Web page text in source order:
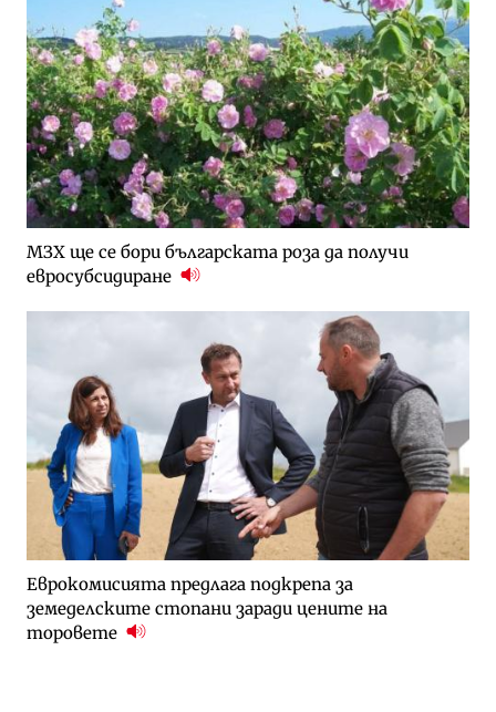
МЗХ ще се бори българската роза да получи
евросубсидиране
Еврокомисията предлага подкрепа за
земеделските стопани заради цените на
торовете